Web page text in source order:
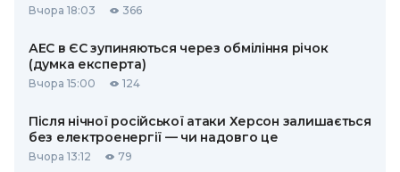
Вчора 18:03 366
АЕС в ЄС зупиняються через обміління річок
(думка експерта)
Вчора 15:00 124
Після нічної російської атаки Херсон залишається
без електроенергії — чи надовго це
Вчора 13:12 79